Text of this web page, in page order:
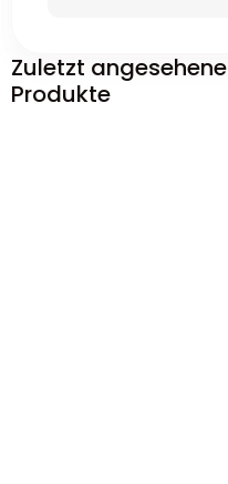
Zuletzt angesehene
Produkte